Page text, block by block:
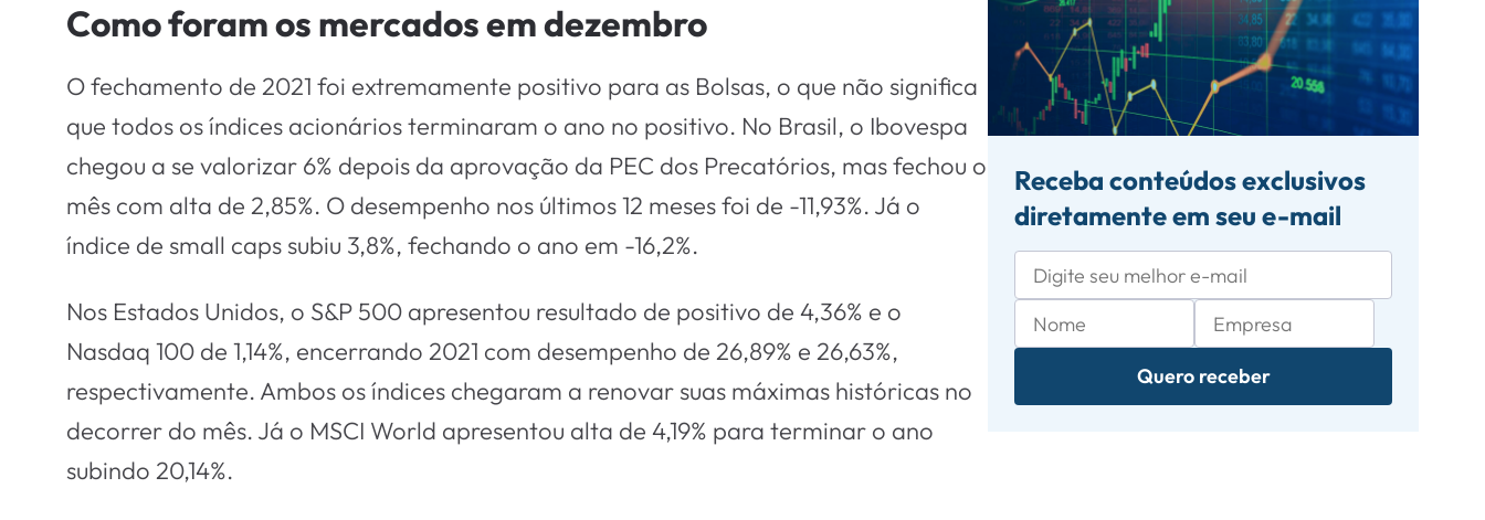
Como foram os mercados em dezembro
O fechamento de 2021 foi extremamente positivo para as Bolsas, o que não significa
que todos os índices acionários terminaram o ano no positivo. No Brasil, o Ibovespa
chegou a se valorizar 6% depois da aprovação da PEC dos Precatórios, mas fechou o
mês com alta de 2,85%. O desempenho nos últimos 12 meses foi de -11,93%. Já o
índice de small caps subiu 3,8%, fechando o ano em -16,2%.
Nos Estados Unidos, o S&P 500 apresentou resultado de positivo de 4,36% e o
Nasdaq 100 de 1,14%, encerrando 2021 com desempenho de 26,89% e 26,63%,
respectivamente. Ambos os índices chegaram a renovar suas máximas históricas no
decorrer do mês. Já o MSCI World apresentou alta de 4,19% para terminar o ano
subindo 20,14%.
Receba conteúdos exclusivos
diretamente em seu e-mail
Quero receber